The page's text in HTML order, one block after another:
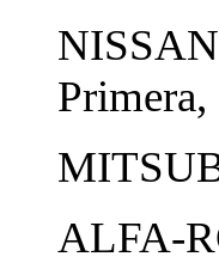
ALFA-